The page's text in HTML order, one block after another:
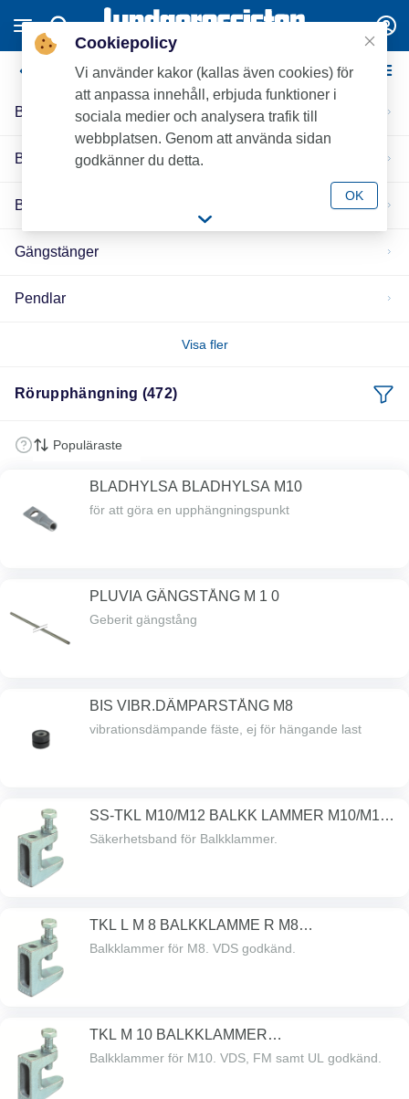
Rörupphängning
Balkklammer
Bladhylsor
Bladskruvar
Gängstänger
Pendlar
Visa fler
Rörupphängning (472)
BLADHYLSA BLADHYLSA M10
för att göra en upphängningspunkt
PLUVIA GÄNGSTÅNG M 1 0
Geberit gängstång
BIS VIBR.DÄMPARSTÅNG M8
vibrationsdämpande fäste, ej för hängande last
SS-TKL M10/M12 BALKK LAMMER M10/M12
BA
Säkerhetsband för Balkklammer.
TKL L M 8 BALKKLAMME R M8
BALKKLAMMER
Balkklammer för M8. VDS godkänd.
TKL M 10 BALKKLAMMER
M10BALKKLAMMER
Balkklammer för M10. VDS, FM samt UL godkänd.
Cookiepolicy
Vi använder kakor (kallas även cookies) för
att anpassa innehåll, erbjuda funktioner i
sociala medier och analysera trafik till
webbplatsen. Genom att använda sidan
godkänner du detta.
OK